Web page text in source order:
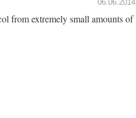
06.06.2014
from extremely small amounts of